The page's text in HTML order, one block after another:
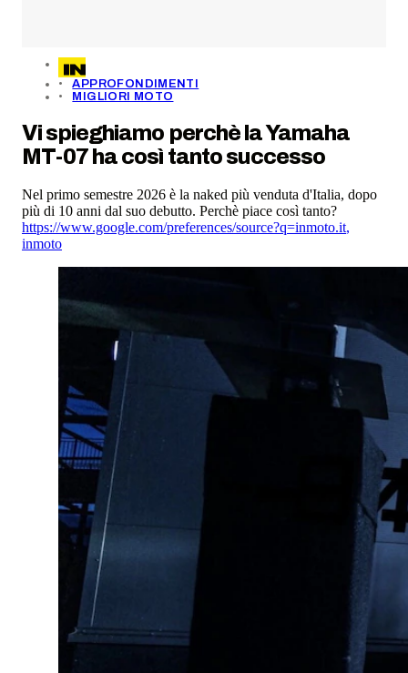
APPROFONDIMENTI
MIGLIORI MOTO
Vi spieghiamo perchè la Yamaha
MT-07 ha così tanto successo
Nel primo semestre 2026 è la naked più venduta d'Italia, dopo
più di 10 anni dal suo debutto. Perchè piace così tanto?
https://www.google.com/preferences/source?q=inmoto.it,
inmoto